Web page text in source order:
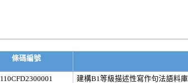
條碼編號
110CFD2300001 建構B1等級描述性寫作句法語料庫